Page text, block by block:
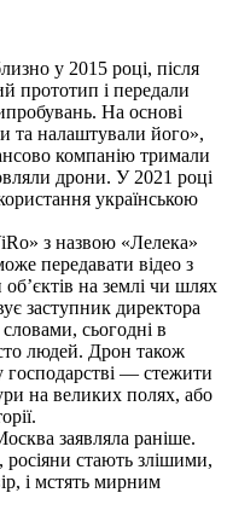
у 2015 році, після
прототип і передали
На основі
та налаштували його»,
компанію тримали
дрони. У 2021 році
українською
з назвою «Лелека»
передавати відео з
на землі чи шлях
заступник директора
сьогодні в
людей. Дрон також
господарстві — стежити
на великих полях, або
заявляла раніше.
стають злішими,
і мстять мирним